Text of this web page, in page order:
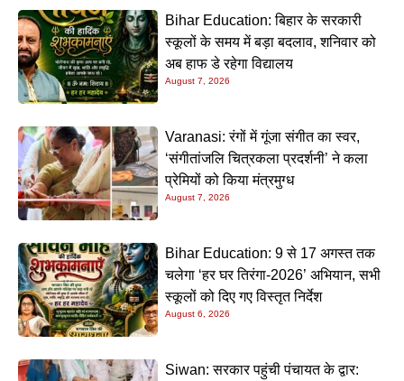
Bihar Education: बिहार के सरकारी
स्कूलों के समय में बड़ा बदलाव, शनिवार को
अब हाफ डे रहेगा विद्यालय
August 7, 2026
Varanasi: रंगों में गूंजा संगीत का स्वर,
‘संगीतांजलि चित्रकला प्रदर्शनी’ ने कला
प्रेमियों को किया मंत्रमुग्ध
August 7, 2026
Bihar Education: 9 से 17 अगस्त तक
चलेगा ‘हर घर तिरंगा-2026’ अभियान, सभी
स्कूलों को दिए गए विस्तृत निर्देश
August 6, 2026
Siwan: सरकार पहुंची पंचायत के द्वार: